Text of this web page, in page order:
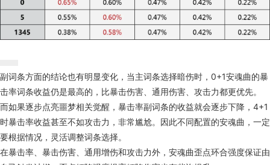
副词条方面的结论也有明显变化，当主词条选择暗伤时，0+1安魂曲的暴
击率词条收益仍是最高的，比暴击伤害、通用伤害、攻击力都更优先。
而如果逐步点亮噩梦相关觉醒，暴击率副词条的收益就会逐步下降，4+1
时暴击率收益甚至不如攻击力，非常尴尬。因此不同配置的安魂曲，一定
要根据情况，灵活调整词条选择。
在暴击率、暴击伤害、通用增伤和攻击力外，安魂曲歪点环合强度保证由